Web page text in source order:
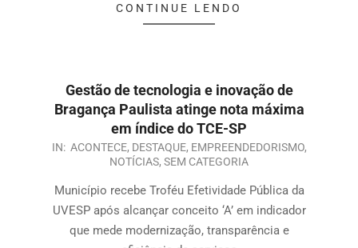
CONTINUE LENDO
Gestão de tecnologia e inovação de
Bragança Paulista atinge nota máxima
em índice do TCE-SP
IN: ACONTECE, DESTAQUE, EMPREENDEDORISMO,
NOTÍCIAS, SEM CATEGORIA
Município recebe Troféu Efetividade Pública da
UVESP após alcançar conceito ‘A’ em indicador
que mede modernização, transparência e